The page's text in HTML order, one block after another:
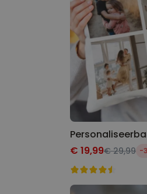
€ 19,99€ 29,99 -